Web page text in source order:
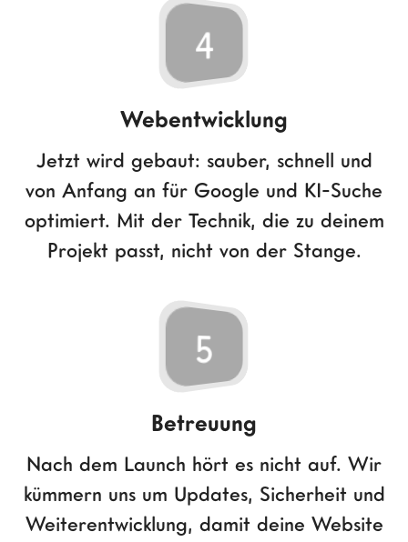
4
Webentwicklung
Jetzt wird gebaut: sauber, schnell und
von Anfang an für Google und KI-Suche
optimiert. Mit der Technik, die zu deinem
Projekt passt, nicht von der Stange.
5
Betreuung
Nach dem Launch hört es nicht auf. Wir
kümmern uns um Updates, Sicherheit und
Weiterentwicklung, damit deine Website